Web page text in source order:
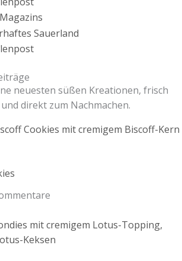
neuesten süßen Kreationen, frisch
direkt zum Nachmachen.